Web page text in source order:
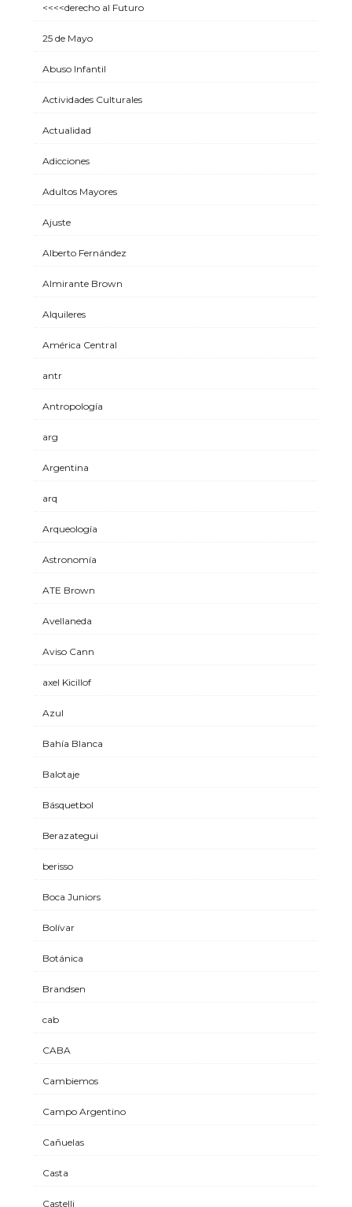
<<<<derecho al Futuro
25 de Mayo
Abuso Infantil
Actividades Culturales
Actualidad
Adicciones
Adultos Mayores
Ajuste
Alberto Fernández
Almirante Brown
Alquileres
América Central
antr
Antropología
arg
Argentina
arq
Arqueología
Astronomía
ATE Brown
Avellaneda
Aviso Cann
axel Kicillof
Azul
Bahía Blanca
Balotaje
Básquetbol
Berazategui
berisso
Boca Juniors
Bolívar
Botánica
Brandsen
cab
CABA
Cambiemos
Campo Argentino
Cañuelas
Casta
Castelli